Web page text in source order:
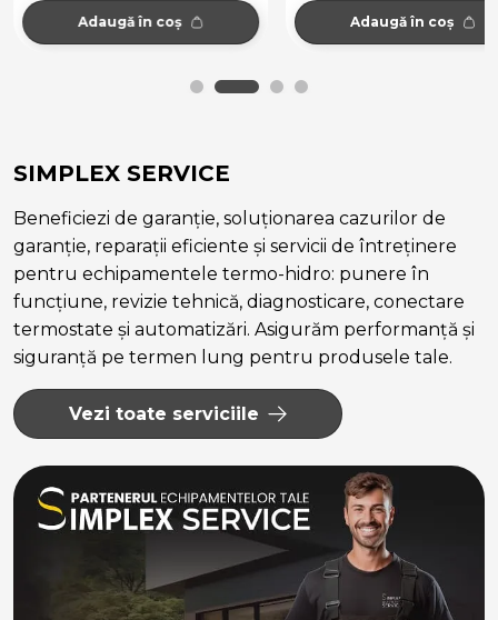
Adaugă în coș Adaugă în coș
SIMPLEX SERVICE
Beneficiezi de garanție, soluționarea cazurilor de
garanție, reparații eficiente și servicii de întreținere
pentru echipamentele termo-hidro: punere în
funcțiune, revizie tehnică, diagnosticare, conectare
termostate și automatizări. Asigurăm performanță și
siguranță pe termen lung pentru produsele tale.
Vezi toate serviciile